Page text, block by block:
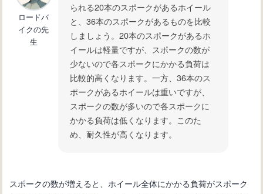
ロードバ
イクの先
生
られる20本のスポークがあるホイール
と、36本のスポークがあるものを比較
しましょう。20本のスポークがあるホ
イールは軽量ですが、スポークの数が
少ないので各スポークにかかる負荷は
比較的高くなります。一方、36本のス
ポークがあるホイールは重いですが、
スポークの数が多いので各スポークに
かかる負荷は低くなります。このた
め、耐久性が高くなります。
スポークの数が増えると、ホイール全体にかかる負荷がスポーク